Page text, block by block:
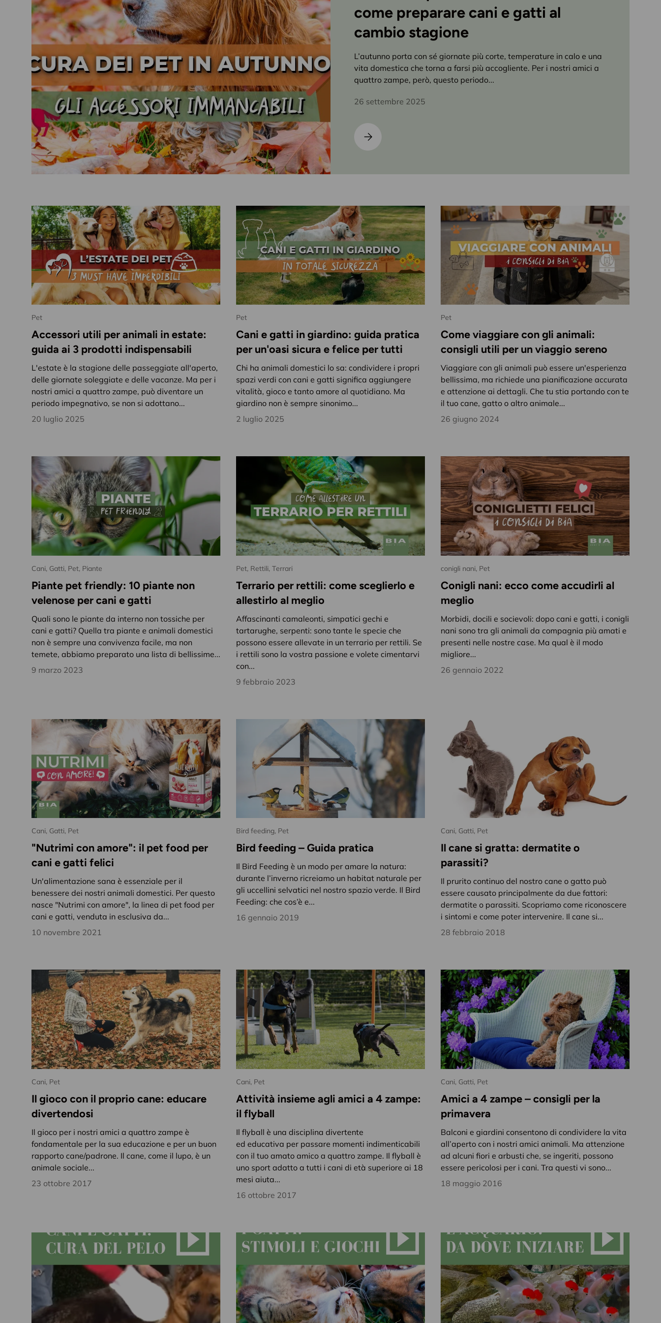
come preparare cani e gatti al
cambio stagione
L’autunno porta con sé giornate più corte, temperature in calo e una
vita domestica che torna a farsi più accogliente. Per i nostri amici a
quattro zampe, però, questo periodo...
26 settembre 2025
Accessori per animali in autunno: come preparare cani e gatti al cambio stagione
Pet
Accessori utili per animali in estate:
guida ai 3 prodotti indispensabili
L'estate è la stagione delle passeggiate all'aperto,
delle giornate soleggiate e delle vacanze. Ma per i
nostri amici a quattro zampe, può diventare un
periodo impegnativo, se non si adottano...
20 luglio 2025
Pet
Cani e gatti in giardino: guida pratica
per un'oasi sicura e felice per tutti
Chi ha animali domestici lo sa: condividere i propri
spazi verdi con cani e gatti significa aggiungere
vitalità, gioco e tanto amore al quotidiano. Ma
giardino non è sempre sinonimo...
2 luglio 2025
Pet
Come viaggiare con gli animali:
consigli utili per un viaggio sereno
Viaggiare con gli animali può essere un'esperienza
bellissima, ma richiede una pianificazione accurata
e attenzione ai dettagli. Che tu stia portando con te
il tuo cane, gatto o altro animale...
26 giugno 2024
Cani, Gatti, Pet, Piante
Piante pet friendly: 10 piante non
velenose per cani e gatti
Quali sono le piante da interno non tossiche per
cani e gatti? Quella tra piante e animali domestici
non è sempre una convivenza facile, ma non
temete, abbiamo preparato una lista di bellissime...
9 marzo 2023
Pet, Rettili, Terrari
Terrario per rettili: come sceglierlo e
allestirlo al meglio
Affascinanti camaleonti, simpatici gechi e
tartarughe, serpenti: sono tante le specie che
possono essere allevate in un terrario per rettili. Se
i rettili sono la vostra passione e volete cimentarvi
con...
9 febbraio 2023
conigli nani, Pet
Conigli nani: ecco come accudirli al
meglio
Morbidi, docili e socievoli: dopo cani e gatti, i conigli
nani sono tra gli animali da compagnia più amati e
presenti nelle nostre case. Ma qual è il modo
migliore...
26 gennaio 2022
Cani, Gatti, Pet
"Nutrimi con amore": il pet food per
cani e gatti felici
Un'alimentazione sana è essenziale per il
benessere dei nostri animali domestici. Per questo
nasce "Nutrimi con amore", la linea di pet food per
cani e gatti, venduta in esclusiva da...
10 novembre 2021
Bird feeding, Pet
Bird feeding – Guida pratica
Il Bird Feeding è un modo per amare la natura:
durante l’inverno ricreiamo un habitat naturale per
gli uccellini selvatici nel nostro spazio verde. Il Bird
Feeding: che cos’è e...
16 gennaio 2019
Cani, Gatti, Pet
Il cane si gratta: dermatite o
parassiti?
Il prurito continuo del nostro cane o gatto può
essere causato principalmente da due fattori:
dermatite o parassiti. Scopriamo come riconoscere
i sintomi e come poter intervenire. Il cane si...
28 febbraio 2018
Cani, Pet
Il gioco con il proprio cane: educare
divertendosi
Il gioco per i nostri amici a quattro zampe è
fondamentale per la sua educazione e per un buon
rapporto cane/padrone. Il cane, come il lupo, è un
animale sociale...
23 ottobre 2017
Cani, Pet
Attività insieme agli amici a 4 zampe:
il flyball
Il flyball è una disciplina divertente
ed educativa per passare momenti indimenticabili
con il tuo amato amico a quattro zampe. Il flyball è
uno sport adatto a tutti i cani di età superiore ai 18
mesi aiuta...
16 ottobre 2017
Cani, Gatti, Pet
Amici a 4 zampe – consigli per la
primavera
Balconi e giardini consentono di condividere la vita
all’aperto con i nostri amici animali. Ma attenzione
ad alcuni fiori e arbusti che, se ingeriti, possono
essere pericolosi per i cani. Tra questi vi sono...
18 maggio 2016
Chiudi
Entra nel mondo BIA
Ispirazioni
per la casa e il giardino,
novitàin anteprima, eventiesclusivi e
ideeper vivere al meglio ogni stagione...
direttamente nella tua inbox!